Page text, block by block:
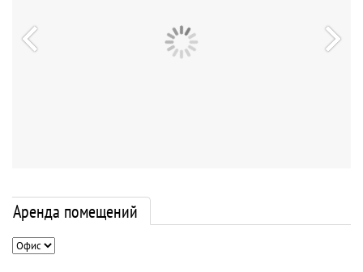
Аренда помещений